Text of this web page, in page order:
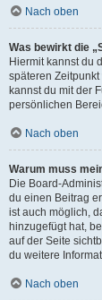
Nach oben
Was bewirkt die
Hiermit kannst du
späteren
kannst du mit der
persönlichen
Nach oben
Warum muss
Die Board-
du einen Beitrag
ist auch möglich,
hinzugefügt hat,
auf der Seite
du weitere
Nach oben